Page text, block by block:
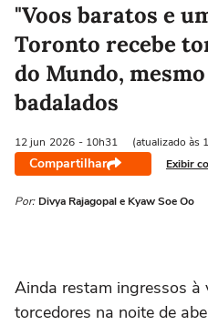
"Voos baratos e
Toronto recebe
do Mundo,
badalados
12 jun 2026 - 10h31 (atualizado às
Compartilhar Exibir
Por: Divya Rajagopal e Kyaw Soe Oo
Ainda restam ‌ingressos à
torcedores na noite de